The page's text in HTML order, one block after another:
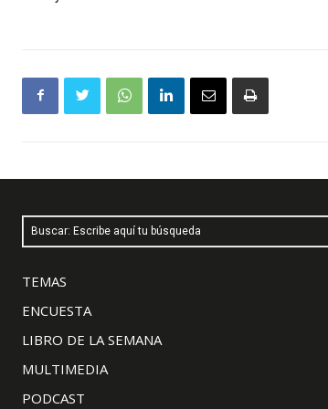
Buscar: Escribe aquí tu búsqueda
TEMAS
ENCUESTA
LIBRO DE LA SEMANA
MULTIMEDIA
PODCAST